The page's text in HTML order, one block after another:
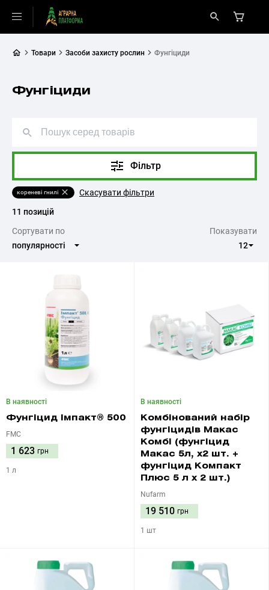
Товари Засоби захисту рослин Фунгіциди
Фунгіциди
кореневі гнилі Скасувати фільтри
Фільтр
11 позицій
Cортувати по
Показувати
В наявності
Фунгіцид Імпакт® 500
FMC
1 623 грн
1 л
В наявності
Комбінований набір
фунгіцидів Макас
Комбі (фунгіцид
Макас 5л, х2 шт. +
фунгіцид Компакт
Плюс 5 л х 2 шт.)
Nufarm
19 510 грн
1 шт